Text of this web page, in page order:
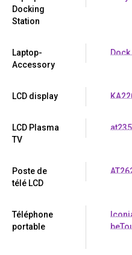
Docking
Station
Laptop-
Accessory
Dock
LCD display
LCD Plasma
TV
Poste de
télé LCD
Téléphone
portable